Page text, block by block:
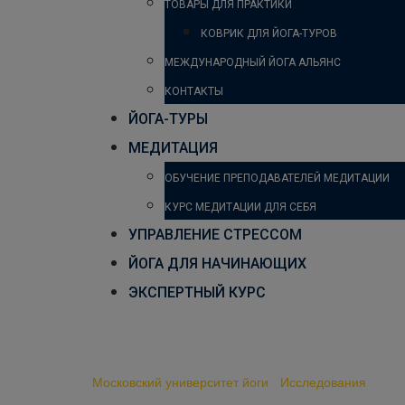
ТОВАРЫ ДЛЯ ПРАКТИКИ
КОВРИК ДЛЯ ЙОГА-ТУРОВ
МЕЖДУНАРОДНЫЙ ЙОГА АЛЬЯНС
КОНТАКТЫ
ЙОГА-ТУРЫ
МЕДИТАЦИЯ
ОБУЧЕНИЕ ПРЕПОДАВАТЕЛЕЙ МЕДИТАЦИИ
КУРС МЕДИТАЦИИ ДЛЯ СЕБЯ
УПРАВЛЕНИЕ СТРЕССОМ
ЙОГА ДЛЯ НАЧИНАЮЩИХ
ЭКСПЕРТНЫЙ КУРС
Московский университет йоги Исследования